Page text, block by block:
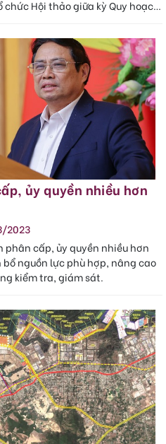
chức Hội thảo giữa kỳ Quy hoạch
ủy quyền nhiều hơn
2023
cấp, ủy quyền nhiều hơn
nguồn lực phù hợp, nâng cao
kiểm tra, giám sát.